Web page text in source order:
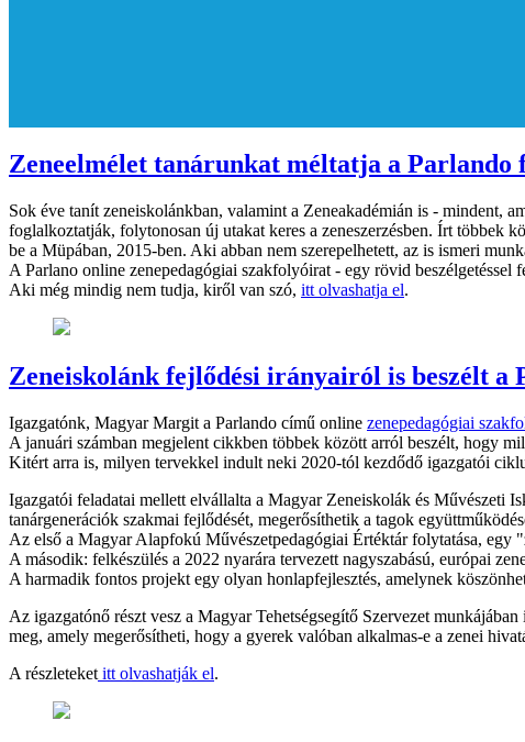
Zeneelmélet tanárunkat méltatja a Parlando
Sok éve tanít zeneiskolánkban, valamint a Zeneakadémián is - mindent,
foglalkoztatják, folytonosan új utakat keres a zeneszerzésben. Írt többek
be a Müpában, 2015-ben. Aki abban nem szerepelhetett, az is ismeri
A Parlano online zenepedagógiai szakfolyóirat - egy rövid beszélgetéssel
Aki még mindig nem tudja, kiről van szó, itt olvashatja el.
Zeneiskolánk fejlődési irányairól is beszélt
Igazgatónk, Magyar Margit a Parlando című online zenepedagógiai
A januári számban megjelent cikkben többek között arról beszélt, hogy
Kitért arra is, milyen tervekkel indult neki 2020-tól kezdődő igazgatói
Igazgatói feladatai mellett elvállalta a Magyar Zeneiskolák és Művészeti
tanárgenerációk szakmai fejlődését, megerősíthetik a tagok
Az első a Magyar Alapfokú Művészetpedagógiai Értéktár folytatása, egy
A második: felkészülés a 2022 nyarára tervezett nagyszabású, európai
A harmadik fontos projekt egy olyan honlapfejlesztés, amelynek
Az igazgatónő részt vesz a Magyar Tehetségsegítő Szervezet
meg, amely megerősítheti, hogy a gyerek valóban alkalmas-e a zenei
A részleteket itt olvashatják el.